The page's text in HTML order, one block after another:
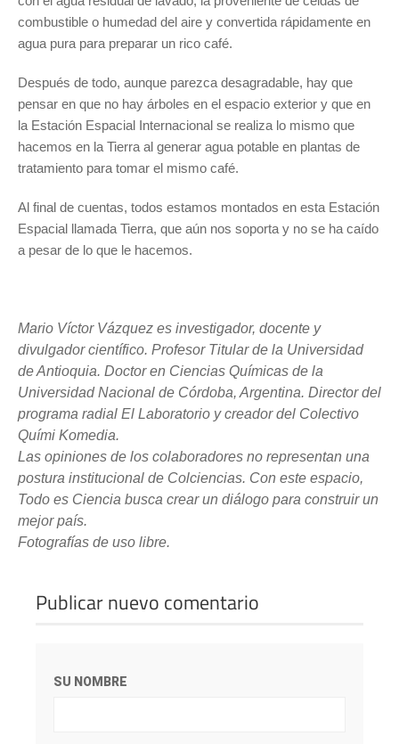
combustible o humedad del aire y convertida rápidamente en
agua pura para preparar un rico café.
Después de todo, aunque parezca desagradable, hay que
pensar en que no hay árboles en el espacio exterior y que en
la Estación Espacial Internacional se realiza lo mismo que
hacemos en la Tierra al generar agua potable en plantas de
tratamiento para tomar el mismo café.
Al final de cuentas, todos estamos montados en esta Estación
Espacial llamada Tierra, que aún nos soporta y no se ha caído
a pesar de lo que le hacemos.
Mario Víctor Vázquez es investigador, docente y
divulgador científico. Profesor Titular de la Universidad
de Antioquia. Doctor en Ciencias Químicas de la
Universidad Nacional de Córdoba, Argentina. Director del
programa radial El Laboratorio y creador del Colectivo
Quími Komedia.
Las opiniones de los colaboradores no representan una
postura institucional de Colciencias. Con este espacio,
Todo es Ciencia busca crear un diálogo para construir un
mejor país.
Fotografías de uso libre.
Publicar nuevo comentario
SU NOMBRE